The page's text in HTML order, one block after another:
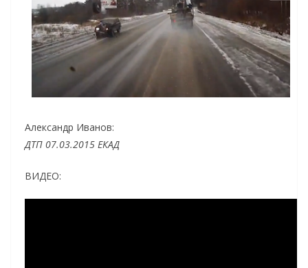
Александр Иванов:
ДТП 07.03.2015 ЕКАД
ВИДЕО: